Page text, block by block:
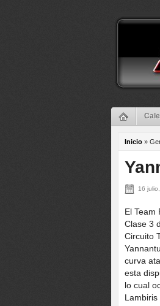
Inicio »
16
El Team
Clase 3
Circuito
curva
esta
lo cual